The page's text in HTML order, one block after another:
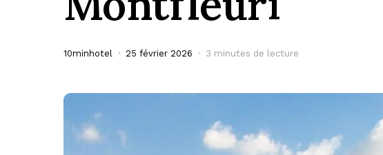
10minhotel 25 février 2026 3 minutes de lecture